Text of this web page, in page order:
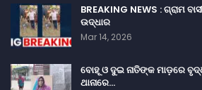
BREAKING NEWS : ଗ୍ରାମ
ଉଦ୍ଧାର
Mar 14, 2026
ବୋହୂ ଓ ଦୁଇ ନାତିଙ୍କ ମାଡ଼ରେ
ଥାନାରେ…